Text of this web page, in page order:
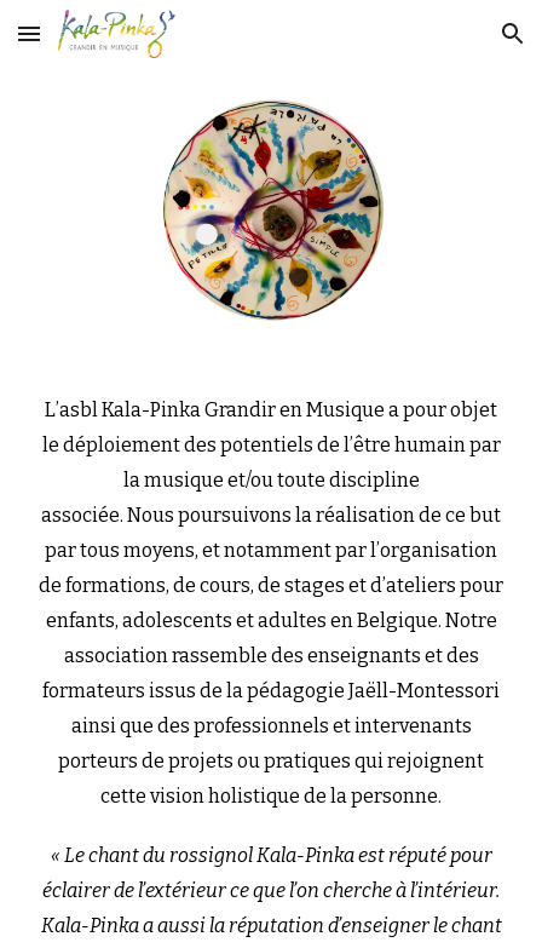
Skip to main content Skip to navigation
L’asbl Kala-Pinka Grandir en Musique a pour objet
le déploiement des potentiels de l’être humain par
la musique et/ou toute discipline
associée. Nous poursuivons la réalisation de ce but
par tous moyens, et notamment par l’organisation
de formations, de cours, de stages et d’ateliers pour
enfants, adolescents et adultes en Belgique. Notre
association rassemble des enseignants et des
formateurs issus de la pédagogie Jaëll-Montessori
ainsi que des professionnels et intervenants
porteurs de projets ou pratiques qui rejoignent
cette vision holistique de la personne.
« Le chant du rossignol Kala-Pinka est réputé pour
éclairer de l’extérieur ce que l’on cherche à l’intérieur.
Kala-Pinka a aussi la réputation d’enseigner le chant